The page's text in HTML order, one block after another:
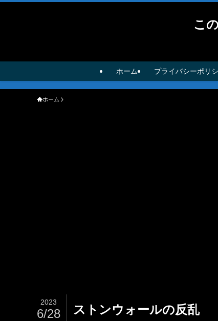
こ
ホーム プライバシーポリ
ホーム
ストンウォールの反乱
2023
6/28